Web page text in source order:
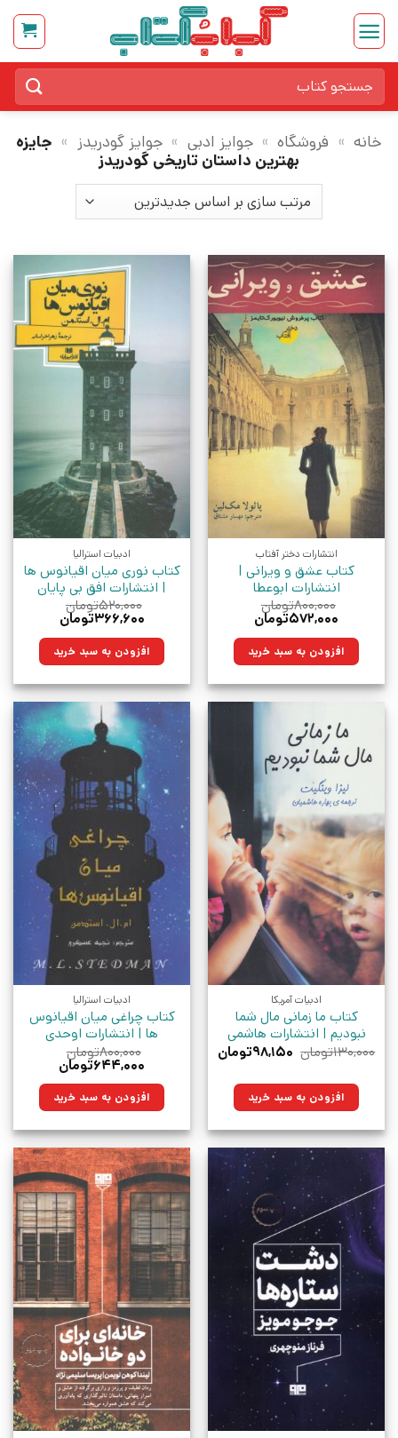
Skip
content
برای:
خانه » فروشگاه » جوایز ادبی » جوایز گودریدز » جایزه
بهترین داستان تاریخی گودریدز
انتشارات دختر آفتاب
کتاب عشق و ویرانی |
انتشارات ابوعطا
۸۰۰,۰۰۰تومان
قیمت
۸۰۰,۰۰۰تومان
بود.
۵۷۲,۰۰۰تومان
۵۷۲,۰۰۰تومان.افزودن به سبد خرید
ادبیات استرالیا
کتاب نوری میان اقیانوس ها
| انتشارات افق بی پایان
۵۲۰,۰۰۰تومان
قیمت
۵۲۰,۰۰۰تومان
بود.
۳۶۶,۶۰۰تومان
۳۶۶,۶۰۰تومان.افزودن به سبد خرید
ادبیات آمریکا
کتاب ما زمانی مال شما
نبودیم | انتشارات هاشمی
۱۳۰,۰۰۰تومان قیمت
بود.
۹۸,۱۵۰تومان
افزودن به سبد خرید
ادبیات استرالیا
کتاب چراغی میان اقیانوس
ها | انتشارات اوحدی
۸۰۰,۰۰۰تومان
قیمت
۸۰۰,۰۰۰تومان
بود.
۶۴۴,۰۰۰تومان
۶۴۴,۰۰۰تومان.افزودن به سبد خرید